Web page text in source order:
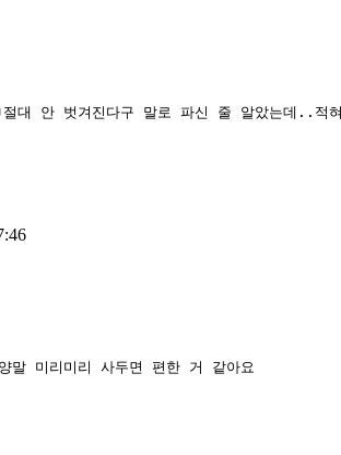
절대 안 벗겨진다구 말로 파신 줄 알았는데..
말 미리미리 사두면 편한 거 같아요